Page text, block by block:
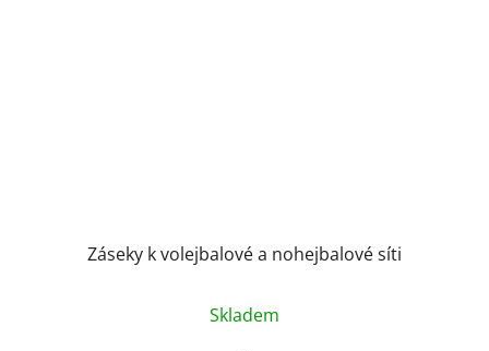
Záseky k volejbalové a nohejbalové síti
Skladem